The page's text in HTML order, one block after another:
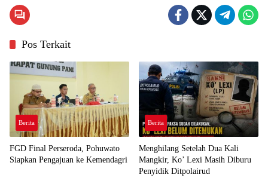
Pos Terkait
Berita
FGD Final Perseroda, Pohuwato
Siapkan Pengajuan ke Kemendagri
Berita
Menghilang Setelah Dua Kali
Mangkir, Ko’ Lexi Masih Diburu
Penyidik Ditpolairud